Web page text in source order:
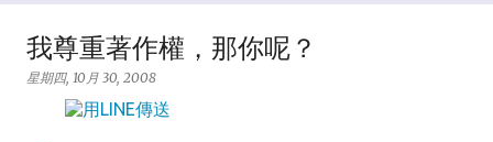
我尊重著作權，那你呢？
星期四, 10月 30, 2008